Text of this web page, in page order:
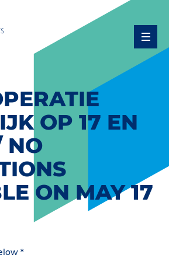
OP 17 EN
NO
ON MAY 17
*